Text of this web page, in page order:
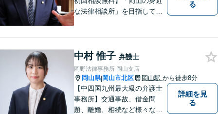
な法律相談所」を目指してい
んなささいなことでも構いま
せん。お気軽にご相談くださ
い。【土曜日も受付可能】
【専用駐車場あり】
る
中村 惟子 弁護士
岡野法律事務所 岡山支店
岡山県|岡山市北区 岡山駅 から徒歩8分
【中四国九州最大級の弁護士
事務所】交通事故、借金問
題、離婚、相続など様々な問
詳細を見
る